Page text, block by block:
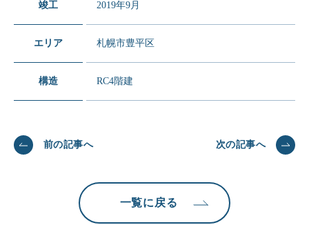
竣工 2019年9月
エリア 札幌市豊平区
構造 RC4階建
前の記事へ
一覧に戻る
次の記事へ